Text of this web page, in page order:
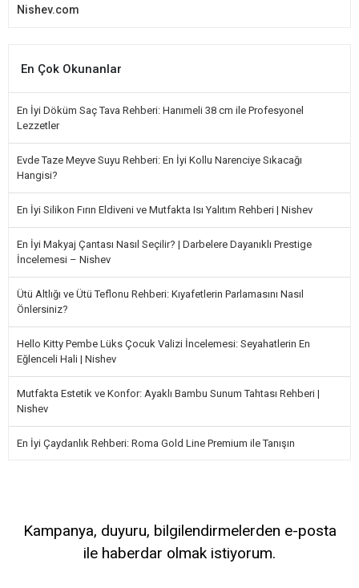
Nishev.com
En Çok Okunanlar
En İyi Döküm Saç Tava Rehberi: Hanımeli 38 cm ile Profesyonel
Lezzetler
Evde Taze Meyve Suyu Rehberi: En İyi Kollu Narenciye Sıkacağı
Hangisi?
En İyi Silikon Fırın Eldiveni ve Mutfakta Isı Yalıtım Rehberi | Nishev
En İyi Makyaj Çantası Nasıl Seçilir? | Darbelere Dayanıklı Prestige
İncelemesi – Nishev
Ütü Altlığı ve Ütü Teflonu Rehberi: Kıyafetlerin Parlamasını Nasıl
Önlersiniz?
Hello Kitty Pembe Lüks Çocuk Valizi İncelemesi: Seyahatlerin En
Eğlenceli Hali | Nishev
Mutfakta Estetik ve Konfor: Ayaklı Bambu Sunum Tahtası Rehberi |
Nishev
En İyi Çaydanlık Rehberi: Roma Gold Line Premium ile Tanışın
Kampanya, duyuru, bilgilendirmelerden e-posta
ile haberdar olmak istiyorum.